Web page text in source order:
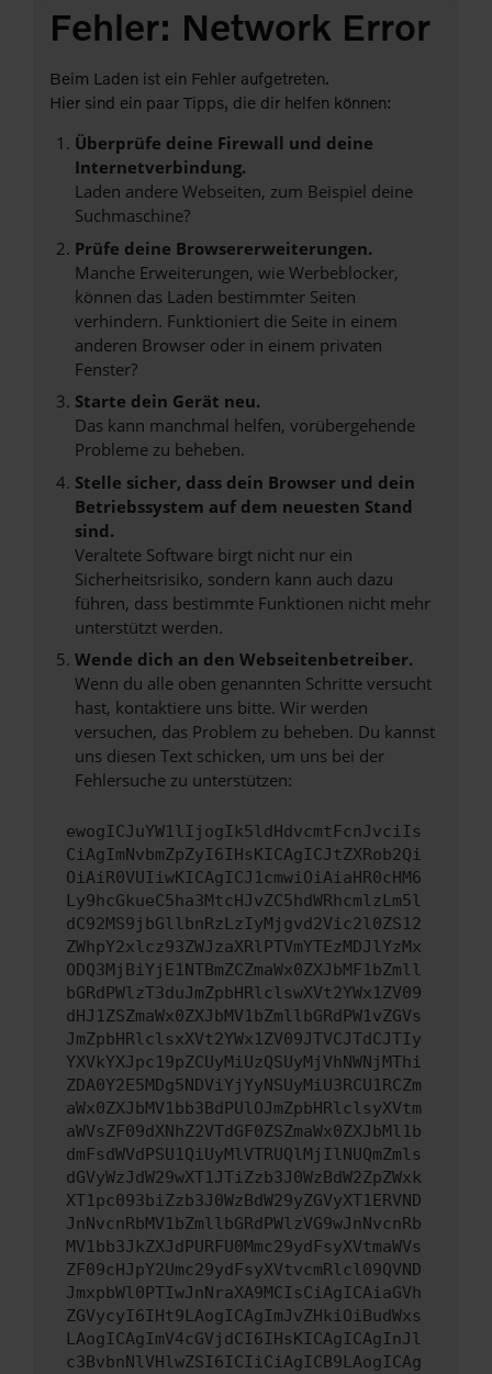
Fehler: Network Error
Beim Laden ist ein Fehler aufgetreten.
Hier sind ein paar Tipps, die dir helfen können:
Überprüfe deine Firewall und deine
Internetverbindung.
Laden andere Webseiten, zum Beispiel deine
Suchmaschine?
Prüfe deine Browsererweiterungen.
Manche Erweiterungen, wie Werbeblocker,
können das Laden bestimmter Seiten
verhindern. Funktioniert die Seite in einem
anderen Browser oder in einem privaten
Fenster?
Starte dein Gerät neu.
Das kann manchmal helfen, vorübergehende
Probleme zu beheben.
Stelle sicher, dass dein Browser und dein
Betriebssystem auf dem neuesten Stand
sind.
Veraltete Software birgt nicht nur ein
Sicherheitsrisiko, sondern kann auch dazu
führen, dass bestimmte Funktionen nicht mehr
unterstützt werden.
Wende dich an den Webseitenbetreiber.
Wenn du alle oben genannten Schritte versucht
hast, kontaktiere uns bitte. Wir werden
versuchen, das Problem zu beheben. Du kannst
uns diesen Text schicken, um uns bei der
Fehlersuche zu unterstützen:
ewogICJuYW1lIjogIk5ldHdvcmtFcnJvciIs
CiAgImNvbmZpZyI6IHsKICAgICJtZXRob2Qi
OiAiR0VUIiwKICAgICJ1cmwiOiAiaHR0cHM6
Ly9hcGkueC5ha3MtcHJvZC5hdWRhcmlzLm5l
dC92MS9jbGllbnRzLzIyMjgvd2Vic2l0ZS12
ZWhpY2xlcz93ZWJzaXRlPTVmYTEzMDJlYzMx
ODQ3MjBiYjE1NTBmZCZmaWx0ZXJbMF1bZmll
bGRdPWlzT3duJmZpbHRlclswXVt2YWx1ZV09
dHJ1ZSZmaWx0ZXJbMV1bZmllbGRdPW1vZGVs
JmZpbHRlclsxXVt2YWx1ZV09JTVCJTdCJTIy
YXVkYXJpc19pZCUyMiUzQSUyMjVhNWNjMThi
ZDA0Y2E5MDg5NDViYjYyNSUyMiU3RCU1RCZm
aWx0ZXJbMV1bb3BdPUlOJmZpbHRlclsyXVtm
aWVsZF09dXNhZ2VTdGF0ZSZmaWx0ZXJbMl1b
dmFsdWVdPSU1QiUyMlVTRUQlMjIlNUQmZmls
dGVyWzJdW29wXT1JTiZzb3J0WzBdW2ZpZWxk
XT1pc093biZzb3J0WzBdW29yZGVyXT1ERVND
JnNvcnRbMV1bZmllbGRdPWlzVG9wJnNvcnRb
MV1bb3JkZXJdPURFU0Mmc29ydFsyXVtmaWVs
ZF09cHJpY2Umc29ydFsyXVtvcmRlcl09QVND
JmxpbWl0PTIwJnNraXA9MCIsCiAgICAiaGVh
ZGVycyI6IHt9LAogICAgImJvZHkiOiBudWxs
LAogICAgImV4cGVjdCI6IHsKICAgICAgInJl
c3BvbnNlVHlwZSI6ICIiCiAgICB9LAogICAg